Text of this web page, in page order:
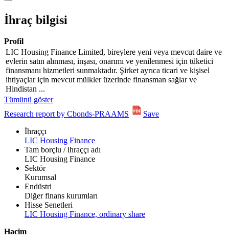
İhraç bilgisi
Profil
LIC Housing Finance Limited, bireylere yeni veya mevcut daire ve
evlerin satın alınması, inşası, onarımı ve yenilenmesi için tüketici
finansmanı hizmetleri sunmaktadır. Şirket ayrıca ticari ve kişisel
ihtiyaçlar için mevcut mülkler üzerinde finansman sağlar ve
Hindistan ...
Tümünü göster
Research report by Cbonds-PRAAMS
Save
İhraççı
LIC Housing Finance
Tam borçlu / ihraççı adı
LIC Housing Finance
Sektör
Kurumsal
Endüstri
Diğer finans kurumları
Hisse Senetleri
LIC Housing Finance, ordinary share
Hacim